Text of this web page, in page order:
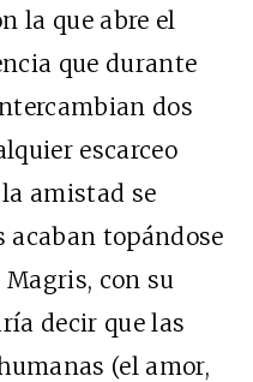
la que abre el
que durante
dos
escarceo
amistad se
acaban topándose
con su
decir que las
(el amor,